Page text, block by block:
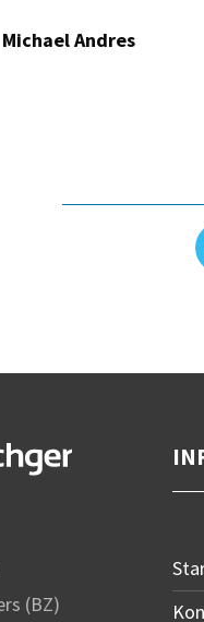
Michael Andres
(BZ)